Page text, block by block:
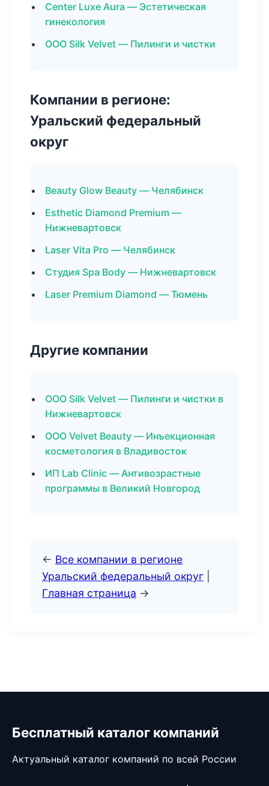
Center Luxe Aura — Эстетическая
гинекология
ООО Silk Velvet — Пилинги и чистки
Компании в регионе:
Уральский федеральный
округ
Beauty Glow Beauty — Челябинск
Esthetic Diamond Premium —
Нижневартовск
Laser Vita Pro — Челябинск
Студия Spa Body — Нижневартовск
Laser Premium Diamond — Тюмень
Другие компании
ООО Silk Velvet — Пилинги и чистки в
Нижневартовск
ООО Velvet Beauty — Инъекционная
косметология в Владивосток
ИП Lab Clinic — Антивозрастные
программы в Великий Новгород
← Все компании в регионе
Уральский федеральный округ
Главная страница →
Бесплатный каталог компаний
Актуальный каталог компаний по всей России